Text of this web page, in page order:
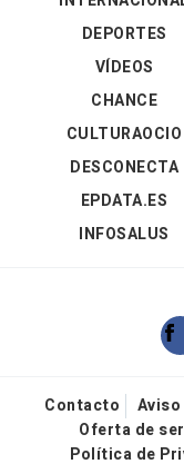
DEPORTES
VÍDEOS
CHANCE
CULTURAOCIO
DESCONECTA
EPDATA.ES
INFOSALUS
Contacto
Oferta de
Política de